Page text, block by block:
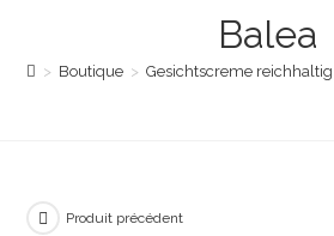
Balea
> Boutique > Gesichtscreme
Produit précédent